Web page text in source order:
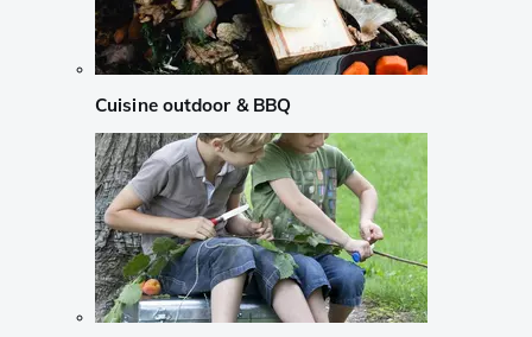
Cuisine outdoor & BBQ